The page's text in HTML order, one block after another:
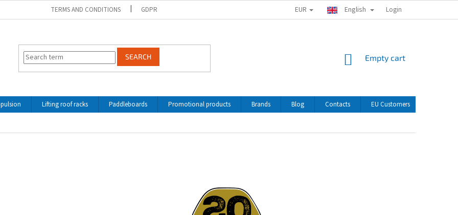
TERMS AND CONDITIONS GDPR EUR English Login
SEARCH
SHOPPING
Empty cart
Lifting roof racks Paddleboards Promotional products Brands Blog Contacts EU Customers